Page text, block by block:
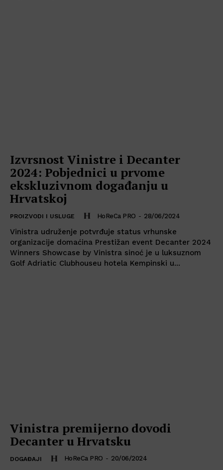
Izvrsnost Vinistre i Decanter
2024: Pobjednici u prvome
ekskluzivnom događanju u
Hrvatskoj
PROIZVODI I USLUGE HoReCa PRO - 28/06/2024
Vinistra udruženje potvrđuje status vrhunske
organizacije domaćina Prestižan event Decanter 2024
Winners Showcase by Vinistra sinoć je u luksuznom
Golf Adriatic Clubhouseu hotela Kempinski u...
Vinistra premijerno dovodi
Decanter u Hrvatsku
DOGAĐAJI HoReCa PRO - 20/06/2024